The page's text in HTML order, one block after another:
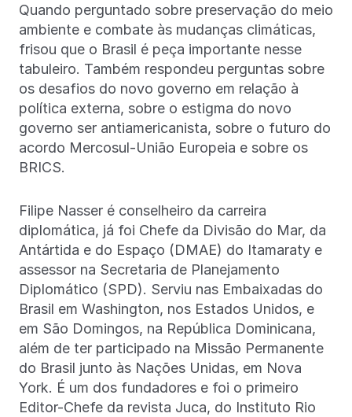
Quando perguntado sobre preservação do meio
ambiente e combate às mudanças climáticas,
frisou que o Brasil é peça importante nesse
tabuleiro. Também respondeu perguntas sobre
os desafios do novo governo em relação à
política externa, sobre o estigma do novo
governo ser antiamericanista, sobre o futuro do
acordo Mercosul-União Europeia e sobre os
BRICS.
Filipe Nasser é conselheiro da carreira
diplomática, já foi Chefe da Divisão do Mar, da
Antártida e do Espaço (DMAE) do Itamaraty e
assessor na Secretaria de Planejamento
Diplomático (SPD). Serviu nas Embaixadas do
Brasil em Washington, nos Estados Unidos, e
em São Domingos, na República Dominicana,
além de ter participado na Missão Permanente
do Brasil junto às Nações Unidas, em Nova
York. É um dos fundadores e foi o primeiro
Editor-Chefe da revista Juca, do Instituto Rio